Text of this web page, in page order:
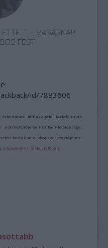
– VASÁRNAP
FEST
id/7883606
értelmében felhasználói tartalomnak
üzemeltetője semmilyen felelősséget
forduljon a blog szerkesztőjéhez.
adatvédelmi tájékoztatóban